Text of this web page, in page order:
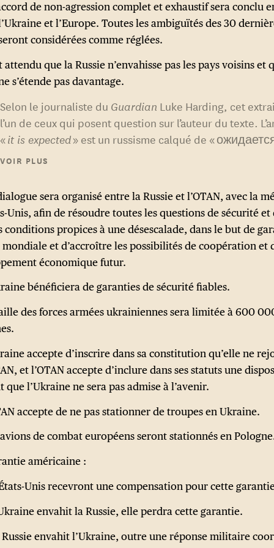
de non-agression complet et exhaustif sera conclu
et l’Europe. Toutes les ambiguïtés des 30
considérées comme réglées.
attendu que la Russie n’envahisse pas les pays voisins et
s’étende pas davantage.
Selon le journaliste du Guardian Luke Harding, cet
l’un de ceux qui posent question sur l’auteur du texte.
«it is expected» est un russisme calqué de «
laissant à penser que certaines parties du plan
VOIR PLUS
sera organisé entre la Russie et l’OTAN, avec la
Unis, afin de résoudre toutes les questions de sécurité et
conditions propices à une désescalade, dans le but de
et d’accroître les possibilités de coopération et
économique futur.
bénéficiera de garanties de sécurité fiables.
des forces armées ukrainiennes sera limitée à 600
accepte d’inscrire dans sa constitution qu’elle ne
et l’OTAN accepte d’inclure dans ses statuts une
que l’Ukraine ne sera pas admise à l’avenir.
accepte de ne pas stationner de troupes en Ukraine.
de combat européens seront stationnés en
américaine :
Unis recevront une compensation pour cette
envahit la Russie, elle perdra cette garantie.
Russie envahit l’Ukraine, outre une réponse militaire